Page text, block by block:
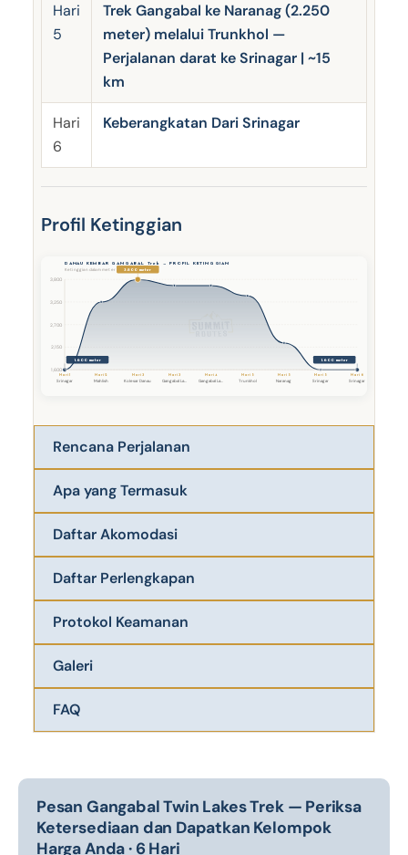
Hari
5
Trek Gangabal ke Naranag (2.250
meter) melalui Trunkhol —
Perjalanan darat ke Srinagar | ~15
km
Hari
6
Keberangkatan Dari Srinagar
Profil Ketinggian
DANAU KEMBAR GANGABAL Trek — PROFIL KETINGGIAN
Ketinggian dalam meter
1,600
2,150
2,700
3,250
3,800
1.600 meter
3.800 meter
1.600 meter
Hari 1
Srinagar
Hari 2
Mahlish
Hari 3
Kolesar Danau
Hari 3
Gangabal La...
Hari 4
Gangabal La...
Hari 5
Trunkhol
Hari 5
Naranag
Hari 5
Srinagar
Hari 6
Srinagar
Rencana Perjalanan
Apa yang Termasuk
Daftar Akomodasi
Daftar Perlengkapan
Protokol Keamanan
Galeri
FAQ
Pesan Gangabal Twin Lakes Trek — Periksa
Ketersediaan dan Dapatkan Kelompok
Harga Anda · 6 Hari